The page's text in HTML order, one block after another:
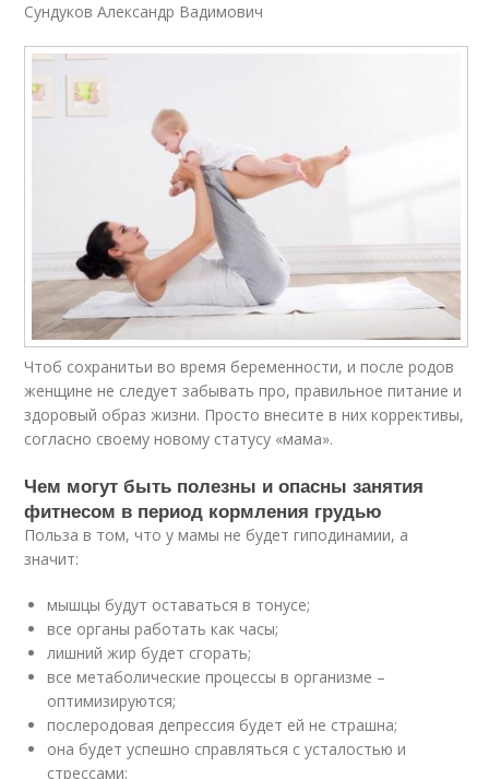
Сундуков Александр Вадимович
Чтоб сохранитьи во время беременности, и после родов
женщине не следует забывать про, правильное питание и
здоровый образ жизни. Просто внесите в них коррективы,
согласно своему новому статусу «мама».
Чем могут быть полезны и опасны занятия
фитнесом в период кормления грудью
Польза в том, что у мамы не будет гиподинамии, а
значит:
мышцы будут оставаться в тонусе;
все органы работать как часы;
лишний жир будет сгорать;
все метаболические процессы в организме –
оптимизируются;
послеродовая депрессия будет ей не страшна;
она будет успешно справляться с усталостью и
стрессами;